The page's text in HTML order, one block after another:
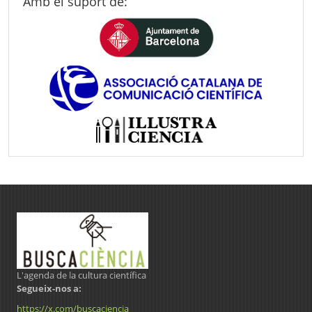
L'agenda de la cultura científica
Segueix-nos a:
https://x.com/buscaciencia